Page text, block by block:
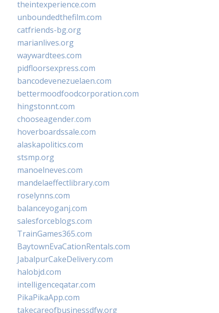
theintexperience.com
unboundedthefilm.com
catfriends-bg.org
marianlives.org
waywardtees.com
pidfloorsexpress.com
bancodevenezuelaen.com
bettermoodfoodcorporation.com
hingstonnt.com
chooseagender.com
hoverboardssale.com
alaskapolitics.com
stsmp.org
manoelneves.com
mandelaeffectlibrary.com
roselynns.com
balanceyoganj.com
salesforceblogs.com
TrainGames365.com
BaytownEvaCationRentals.com
JabalpurCakeDelivery.com
halobjd.com
intelligenceqatar.com
PikaPikaApp.com
takecareofbusinessdfw.org